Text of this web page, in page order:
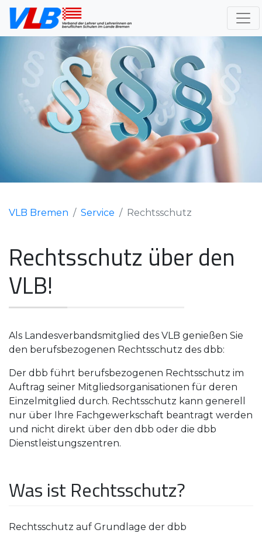
VLB Bremen Service Rechtsschutz
Rechtsschutz über den
VLB!
Als Landesverbandsmitglied des VLB genießen Sie
den berufsbezogenen Rechtsschutz des dbb:
Der dbb führt berufsbezogenen Rechtsschutz im
Auftrag seiner Mitgliedsorganisationen für deren
Einzelmitglied durch. Rechtsschutz kann generell
nur über Ihre Fachgewerkschaft beantragt werden
und nicht direkt über den dbb oder die dbb
Dienstleistungszentren.
Was ist Rechtsschutz?
Rechtsschutz auf Grundlage der dbb